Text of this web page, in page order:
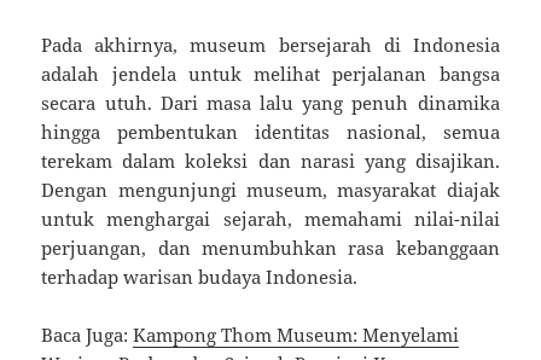
Pada akhirnya, museum bersejarah di Indonesia
adalah jendela untuk melihat perjalanan bangsa
secara utuh. Dari masa lalu yang penuh dinamika
hingga pembentukan identitas nasional, semua
terekam dalam koleksi dan narasi yang disajikan.
Dengan mengunjungi museum, masyarakat diajak
untuk menghargai sejarah, memahami nilai-nilai
perjuangan, dan menumbuhkan rasa kebanggaan
terhadap warisan budaya Indonesia.
Baca Juga:Kampong Thom Museum: Menyelami